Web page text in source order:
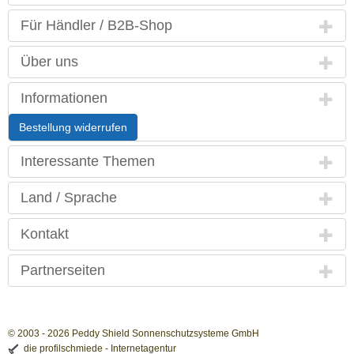
Für Händler / B2B-Shop
Über uns
Informationen
Bestellung widerrufen
Interessante Themen
Land / Sprache
Kontakt
Partnerseiten
© 2003 - 2026 Peddy Shield Sonnenschutzsysteme GmbH
die profilschmiede - Internetagentur